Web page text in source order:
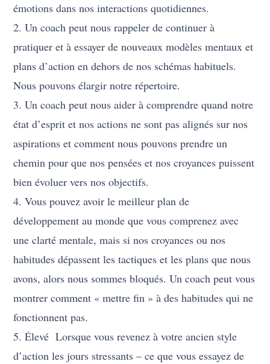
émotions dans nos interactions quotidiennes.
2. Un coach peut nous rappeler de continuer à
pratiquer et à essayer de nouveaux modèles mentaux et
plans d’action en dehors de nos schémas habituels.
Nous pouvons élargir notre répertoire.
3. Un coach peut nous aider à comprendre quand notre
état d’esprit et nos actions ne sont pas alignés sur nos
aspirations et comment nous pouvons prendre un
chemin pour que nos pensées et nos croyances puissent
bien évoluer vers nos objectifs.
4. Vous pouvez avoir le meilleur plan de
développement au monde que vous comprenez avec
une clarté mentale, mais si nos croyances ou nos
habitudes dépassent les tactiques et les plans que nous
avons, alors nous sommes bloqués. Un coach peut vous
montrer comment « mettre fin » à des habitudes qui ne
fonctionnent pas.
5. Élevé Lorsque vous revenez à votre ancien style
d’action les jours stressants – ce que vous essayez de